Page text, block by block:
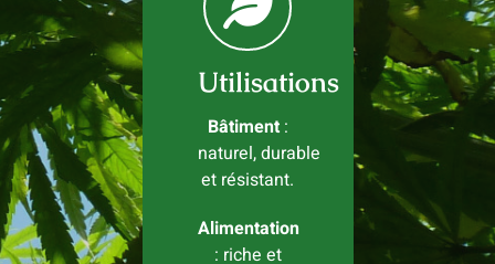
Utilisations
Bâtiment:
naturel, durable
et résistant.
Alimentation
: riche et